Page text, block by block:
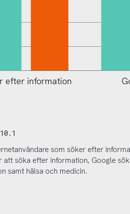
efter information
10.1
som söker efter
att söka efter information, Google
samt hälsa och medicin.